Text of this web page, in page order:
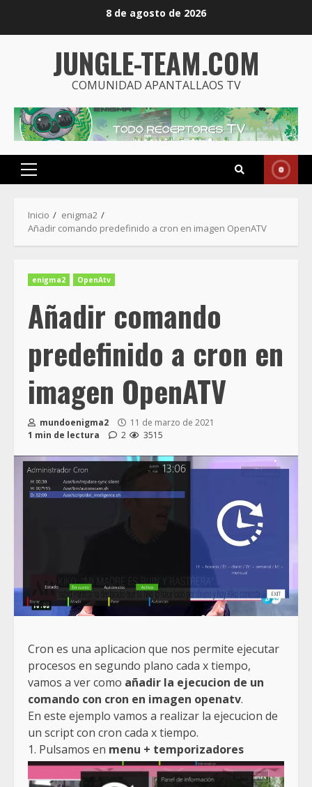
8 de agosto de 2026
JUNGLE-TEAM.COM
COMUNIDAD APANTALLAOS TV
Menú
Inicio
enigma2
Añadir comando predefinido a cron en imagen OpenATV
enigma2 OpenAtv
Añadir comando
predefinido a cron en
imagen OpenATV
mundoenigma2
11 de marzo de 2021
1 min de lectura
2 3515
Cron es una aplicacion que nos permite ejecutar
procesos en segundo plano cada x tiempo,
vamos a ver como añadir la ejecucion de un
comando con cron en imagen openatv.
En este ejemplo vamos a realizar la ejecucion de
un script con cron cada x tiempo.
1. Pulsamos en menu + temporizadores